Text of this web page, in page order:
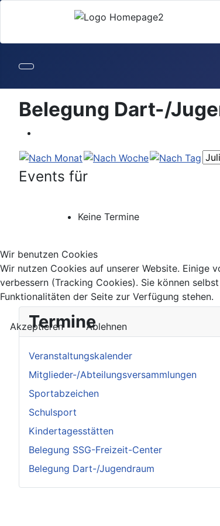
Termine
Veranstaltungskalender
Mitglieder-/Abteilungsversammlungen
Sportabzeichen
Schulsport
Kindertagesstätten
Belegung SSG-Freizeit-Center
Belegung Dart-/Jugendraum
Belegung Dart-/
Events für
Keine Termine
Wir benutzen Cookies
Wir nutzen Cookies auf unserer Website. Einige
verbessern (Tracking Cookies). Sie können
Funktionalitäten der Seite zur Verfügung stehen.
Akzeptieren
Ablehnen